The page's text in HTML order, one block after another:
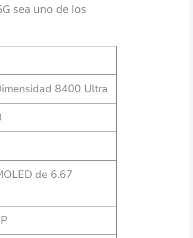
sea uno de los
8400 Ultra
de 6.67